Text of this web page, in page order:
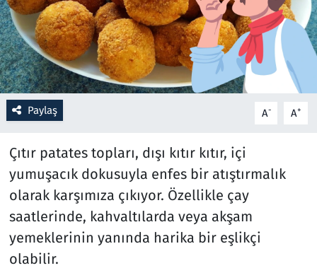
Paylaş A- A+
Çıtır patates topları, dışı kıtır kıtır, içi
yumuşacık dokusuyla enfes bir atıştırmalık
olarak karşımıza çıkıyor. Özellikle çay
saatlerinde, kahvaltılarda veya akşam
yemeklerinin yanında harika bir eşlikçi
olabilir.
Rüya Tabirleri
Sağlık
Savunma Sanayi
Spor
Teknoloji ve Bilim
Televizyon